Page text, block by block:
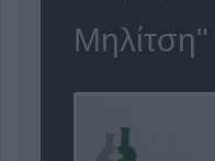
Μηλίτση"